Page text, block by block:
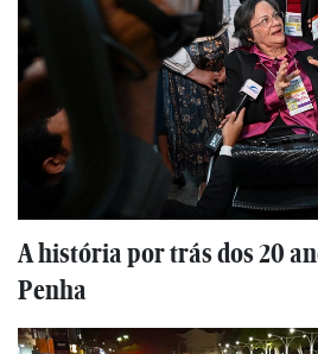
A história por trás dos 20
Penha